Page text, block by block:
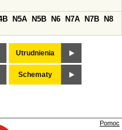
N5A N5B N6 N7A N7B
N8
Utrudnienia
Schematy
Pomoc